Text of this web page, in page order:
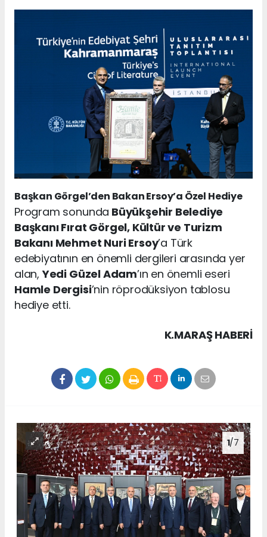
Başkan Görgel’den Bakan Ersoy’a Özel Hediye
Program sonunda Büyükşehir Belediye
Başkanı Fırat Görgel, Kültür ve Turizm
Bakanı Mehmet Nuri Ersoy’a Türk
edebiyatının en önemli dergileri arasında yer
alan,Yedi Güzel Adam’ın en önemli eseri
Hamle Dergisi’nin röprodüksiyon tablosu
hediye etti.
K.MARAŞ HABERİ
1/7